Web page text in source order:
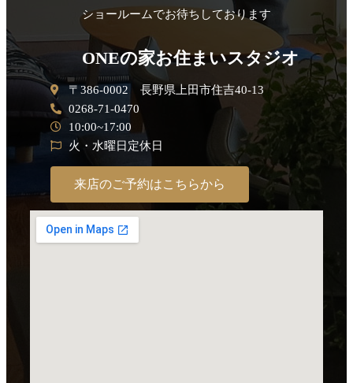
ショールームでお待ちしております
ONEの家お住まいスタジオ
〒386-0002 長野県上田市住吉40-13
0268-71-0470
10:00~17:00
火・水曜日定休日
来店のご予約はこちらから